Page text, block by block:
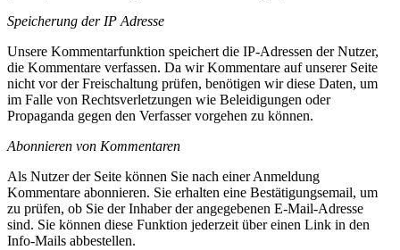
Speicherung der IP Adresse
Unsere Kommentarfunktion speichert die IP-Adressen der Nutzer,
die Kommentare verfassen. Da wir Kommentare auf unserer Seite
nicht vor der Freischaltung prüfen, benötigen wir diese Daten, um
im Falle von Rechtsverletzungen wie Beleidigungen oder
Propaganda gegen den Verfasser vorgehen zu können.
Abonnieren von Kommentaren
Als Nutzer der Seite können Sie nach einer Anmeldung
Kommentare abonnieren. Sie erhalten eine Bestätigungsemail, um
zu prüfen, ob Sie der Inhaber der angegebenen E-Mail-Adresse
sind. Sie können diese Funktion jederzeit über einen Link in den
Info-Mails abbestellen.